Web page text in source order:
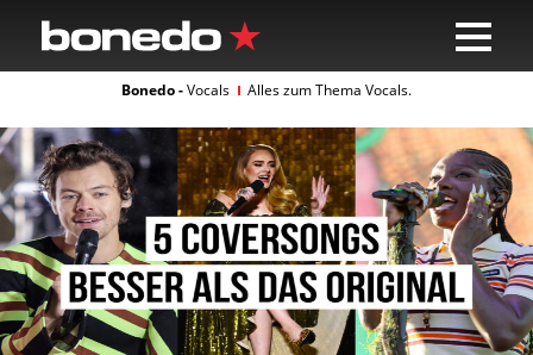
Bonedo -Vocals Alles zum Thema Vocals.